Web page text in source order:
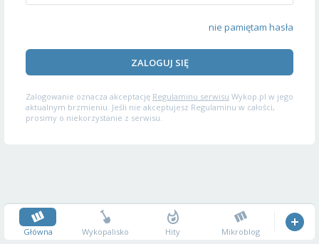
nie pamiętam hasła
ZALOGUJ SIĘ
Zalogowanie oznacza akceptację Regulaminu serwisu Wykop.pl w jego
aktualnym brzmieniu. Jeśli nie akceptujesz Regulaminu w całości,
prosimy o niekorzystanie z serwisu.
Główna Wykopalisko Hity Mikroblog